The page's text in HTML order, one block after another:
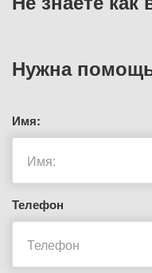
Нужна
Имя:
Телефон